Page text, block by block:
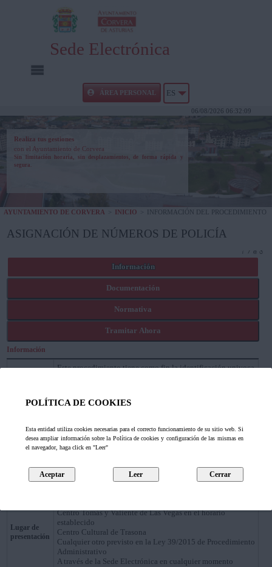
POLÍTICA DE COOKIES
Esta entidad utiliza cookies necesarias para el correcto funcionamiento de su sitio web. Si
desea ampliar información sobre la Política de cookies y configuración de las mismas en
el navegador, haga click en "Leer"
Sede Electrónica
INICIO
CARPETA CIUDADANA
AYUDA
ÁREA PERSONAL ES
06/08/2026 06:32:09
Realiza tus gestiones
con el Ayuntamiento de Corvera
Sin limitación horaria, sin desplazamientos, de forma rápida y
segura.
AYUNTAMIENTO DE CORVERA INICIO INFORMACIÓN DEL PROCEDIMIENTO
ASIGNACIÓN DE NÚMEROS DE POLICÍA
Información
Documentación
Normativa
Tramitar Ahora
Información
Descripción
Este procedimiento tiene como fin la identificación univoca
identificación de cara al propio Ayuntamiento, como al resto
reconocida.
Forma de
Iniciación
A instancia del Interesado o de oficio por parte de la
administración
Solicitantes
Los propietarios de la vivienda o cualquier interesado que
acredite interes en el procedimiento.
Lugar de
presentación
Centro Tomás y Valiente de Las Vegas en el horario
establecido
Centro Cultural de Trasona
Cualquier otro previsto en la Ley 39/2015 de Procedimiento
Administrativo
A través de la Sede Electrónica en cualquier momento